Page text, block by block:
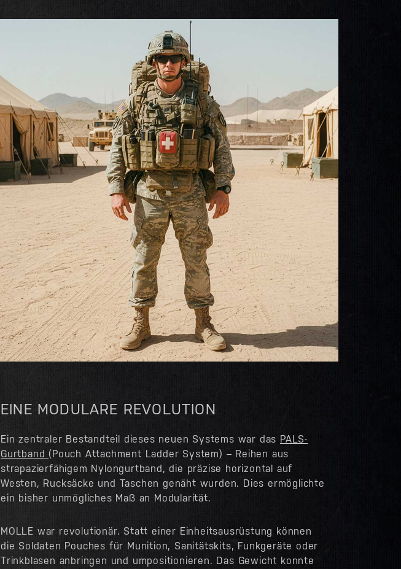
EINE MODULARE REVOLUTION
Ein zentraler Bestandteil dieses neuen Systems war das PALS-
Gurtband(Pouch Attachment Ladder System) – Reihen aus
strapazierfähigem Nylongurtband, die präzise horizontal auf
Westen, Rucksäcke und Taschen genäht wurden. Dies ermöglichte
ein bisher unmögliches Maß an Modularität.
MOLLE war revolutionär. Statt einer Einheitsausrüstung können
die Soldaten Pouches für Munition, Sanitätskits, Funkgeräte oder
Trinkblasen anbringen und umpositionieren. Das Gewicht konnte